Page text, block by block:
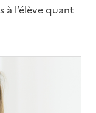
à l’élève quant